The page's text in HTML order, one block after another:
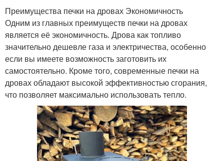
Преимущества печки на дровах Экономичность
Одним из главных преимуществ печки на дровах
является её экономичность. Дрова как топливо
значительно дешевле газа и электричества, особенно
если вы имеете возможность заготовить их
самостоятельно. Кроме того, современные печки на
дровах обладают высокой эффективностью сгорания,
что позволяет максимально использовать тепло.